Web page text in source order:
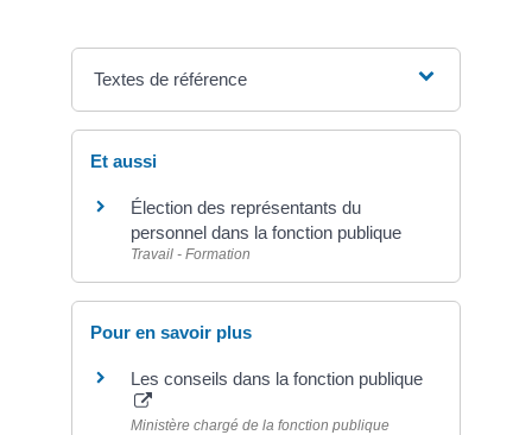
Textes de référence
Et aussi
Élection des représentants du
personnel dans la fonction publique
Travail - Formation
Pour en savoir plus
Les conseils dans la fonction publique
Ministère chargé de la fonction publique